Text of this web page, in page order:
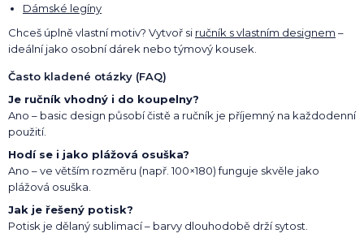
Dámské legíny
Chceš úplně vlastní motiv? Vytvoř si ručník s vlastním designem –
ideální jako osobní dárek nebo týmový kousek.
Často kladené otázky (FAQ)
Je ručník vhodný i do koupelny?
Ano – basic design působí čistě a ručník je příjemný na každodenní
použití.
Hodí se i jako plážová osuška?
Ano – ve větším rozměru (např. 100×180) funguje skvěle jako
plážová osuška.
Jak je řešený potisk?
Potisk je dělaný sublimací – barvy dlouhodobě drží sytost.